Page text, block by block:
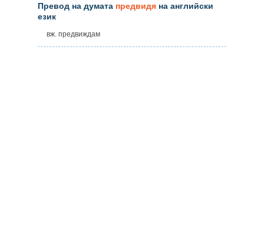
Превод на думата предвидя на английски
език
вж. предвиждам